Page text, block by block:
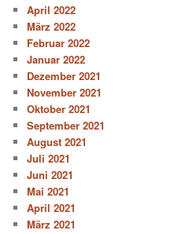
April 2022
März 2022
Februar 2022
Januar 2022
Dezember 2021
November 2021
Oktober 2021
September 2021
August 2021
Juli 2021
Juni 2021
Mai 2021
April 2021
März 2021